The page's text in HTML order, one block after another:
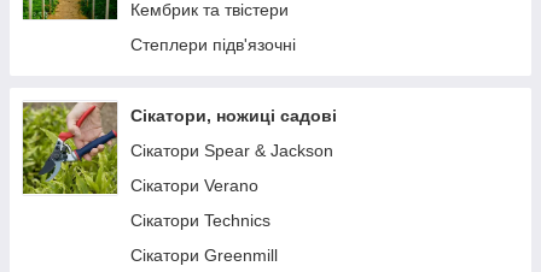
Кембрик та твістери
Степлери підв'язочні
Сікатори, ножиці садові
Сікатори Spear & Jackson
Сікатори Verano
Сікатори Technics
Сікатори Greenmill